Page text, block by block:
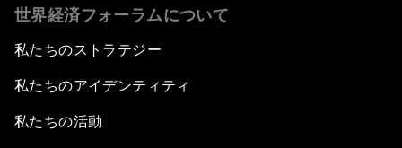
世界経済フォーラムについて
私たちのストラテジー
私たちのアイデンティティ
私たちの活動